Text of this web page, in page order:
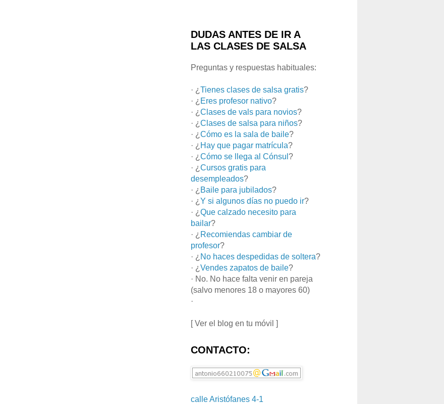
DUDAS ANTES DE IR A
LAS CLASES DE SALSA
Preguntas y respuestas habituales:
· ¿ Tienes clases de salsa gratis?
· ¿ Eres profesor nativo?
· ¿ Clases de vals para novios?
· ¿ Clases de salsa para niños?
· ¿ Cómo es la sala de baile?
· ¿ Hay que pagar matrícula?
· ¿ Cómo se llega al Cónsul ?
· ¿ Cursos gratis para
desempleados?
· ¿ Baile para jubilados?
· ¿ Y si algunos días no puedo ir?
· ¿ Que calzado necesito para
bailar?
· ¿ Recomiendas cambiar de
profesor?
· ¿ No haces despedidas de soltera?
· ¿ Vendes zapatos de baile?
· No. No hace falta venir en pareja
(salvo menores 18 o mayores 60)
·
[ Ver el blog en tu móvil ]
CONTACTO:
calle Aristófanes 4-1